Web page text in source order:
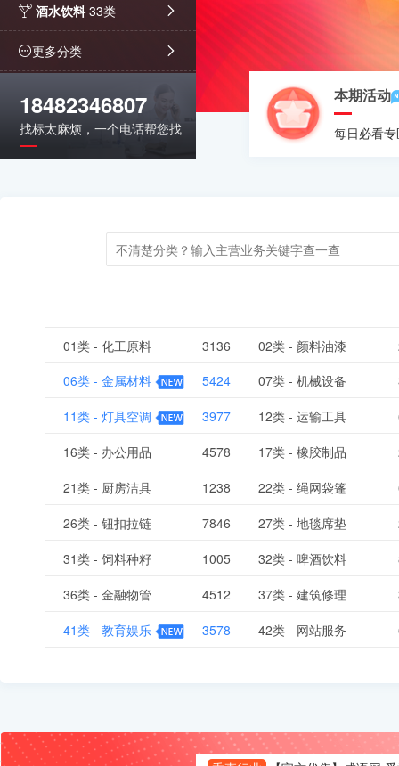
酒水饮料 33类
更多分类
18482346807
找标太麻烦，一个电话帮您找
本期活动
每日必看
01类 - 化工原料 3136 02类 - 颜料油漆
06类 - 金属材料
5424 07类 - 机械设备
11类 - 灯具空调
3977 12类 - 运输工具
16类 - 办公用品
4578 17类 - 橡胶制品
21类 - 厨房洁具
1238 22类 - 绳网袋篷
26类 - 钮扣拉链
7846 27类 - 地毯席垫
31类 - 饲料种籽
1005 32类 - 啤酒饮料
36类 - 金融物管
4512 37类 - 建筑修理
41类 - 教育娱乐
3578 42类 - 网站服务